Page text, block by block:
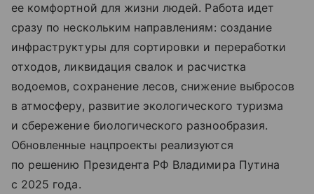
ее комфортной для жизни людей. Работа идет
сразу по нескольким направлениям: создание
инфраструктуры для сортировки и переработки
отходов, ликвидация свалок и расчистка
водоемов, сохранение лесов, снижение выбросов
в атмосферу, развитие экологического туризма
и сбережение биологического разнообразия.
Обновленные нацпроекты реализуются
по решению Президента РФ Владимира Путина
с 2025 года.